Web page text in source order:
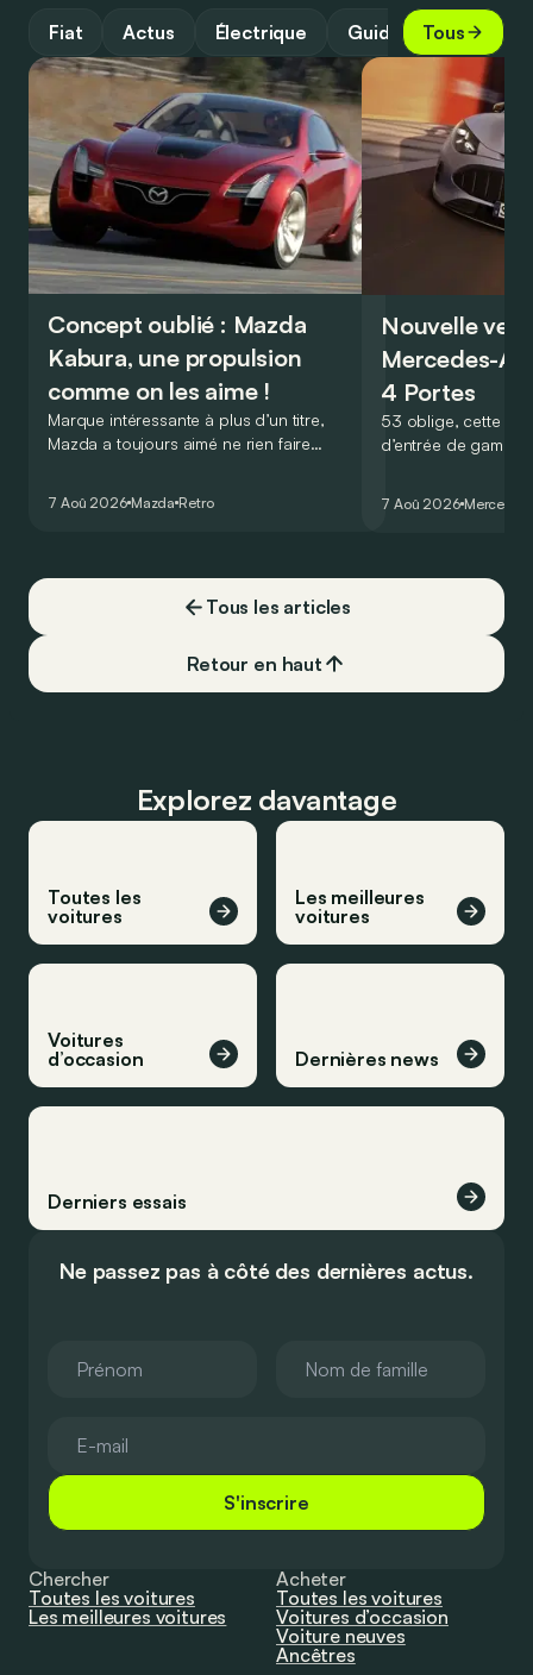
Fiat Actus Électrique Guide Tous
Concept oublié : Mazda
Kabura, une propulsion
comme on les aime !
Marque intéressante à plus d’un titre,
Mazda a toujours aimé ne rien faire
de la plus belle des manières…
7 Aoû 2026 Mazda Retro
Nouvelle
Mercedes-
4 Portes
53 oblige, cette
d’entrée de
moins…
7 Aoû 2026 Mercedes
Tous les articles
Retour en haut
Explorez davantage
Toutes les
voitures
Les meilleures
voitures
Voitures
d’occasion
Dernières news
Derniers essais
Ne passez pas à côté des dernières actus.
S'inscrire
Chercher
Toutes les voitures
Les meilleures voitures
Acheter
Toutes les voitures
Voitures d’occasion
Voiture neuves
Ancêtres